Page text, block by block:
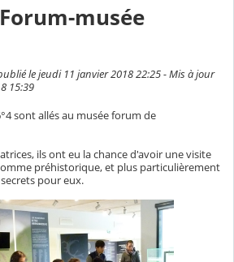
musée
publié le jeudi 11 janvier 2018 22:25 - Mis à jour
15:39
sont allés au musée forum de
ils ont eu la chance d'avoir une visite
préhistorique, et plus particulièrement
pour eux.